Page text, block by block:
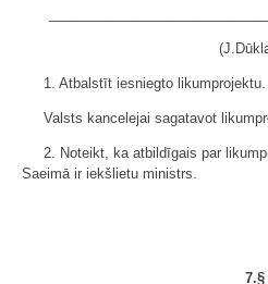
1. Atbalstīt iesniegto likumprojektu.
Valsts kancelejai sagatavot
2. Noteikt, ka atbildīgais par
Saeimā ir iekšlietu ministrs.
7.§